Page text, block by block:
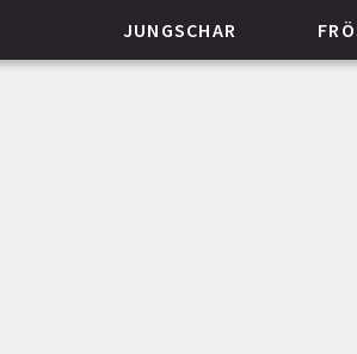
JUNGSCHAR